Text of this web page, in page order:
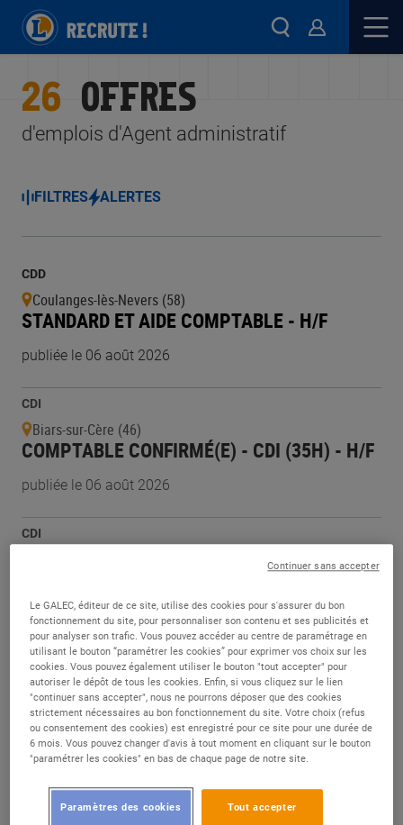
26 OFFRES
d'emplois d'Agent administratif
FILTRES ALERTES
CDD
Coulanges-lès-Nevers (58)
STANDARD ET AIDE COMPTABLE - H/F
publiée le 06 août 2026
CDI
Biars-sur-Cère (46)
COMPTABLE CONFIRMÉ(E) - CDI (35H) - H/F
publiée le 06 août 2026
CDI
EMPLOYÉ ADMINISTRATIF / COMPTABILITÉ
- H/F
publiée le 05 août 2026
CDD
Saint-Paul-lès-Romans (26)
SECRETAIRE COMMERCIAL(E) - COMPTABLE
FOURNISSEURS - H/F
publiée le 04 août 2026
Le GALEC, éditeur de ce site, utilise des cookies pour s'assurer du bon
fonctionnement du site, pour personnaliser son contenu et ses publicités et
pour analyser son trafic. Vous pouvez accéder au centre de paramétrage en
utilisant le bouton “paramétrer les cookies” pour exprimer vos choix sur les
cookies. Vous pouvez également utiliser le bouton "tout accepter" pour
autoriser le dépôt de tous les cookies. Enfin, si vous cliquez sur le lien
"continuer sans accepter", nous ne pourrons déposer que des cookies
strictement nécessaires au bon fonctionnement du site. Votre choix (refus
ou consentement des cookies) est enregistré pour ce site pour une durée de
6 mois. Vous pouvez changer d'avis à tout moment en cliquant sur le bouton
"paramétrer les cookies" en bas de chaque page de notre site.
Tout accepter
Paramètres des cookies
Continuer sans accepter